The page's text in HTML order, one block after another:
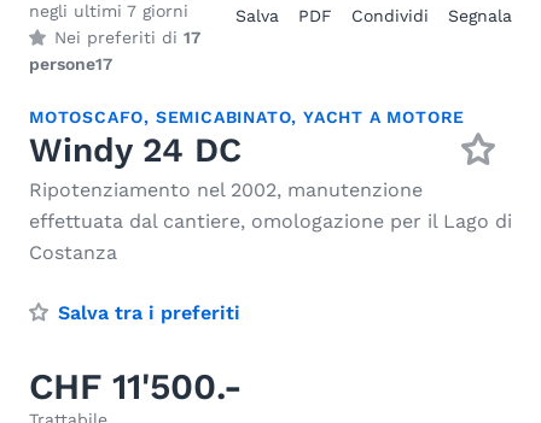
negli ultimi 7 giorni
Nei preferiti di 17
persone17
Salva PDF Condividi Segnala
MOTOSCAFO, SEMICABINATO,YACHT A MOTORE
Windy 24 DC
Ripotenziamento nel 2002, manutenzione
effettuata dal cantiere, omologazione per il Lago di
Costanza
Salva tra i preferiti
CHF 11'500.-